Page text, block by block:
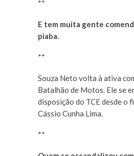
**
E tem muita gente
piaba.
**
Souza Neto volta à ativa
Batalhão de Motos. Ele se
disposição do TCE desde o
Cássio Cunha Lima.
**